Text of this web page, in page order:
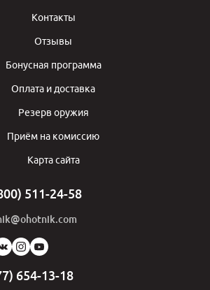
Контакты
Отзывы
Бонусная программа
Оплата и доставка
Резерв оружия
Приём на комиссию
Карта сайта
511-24-58
654-13-18